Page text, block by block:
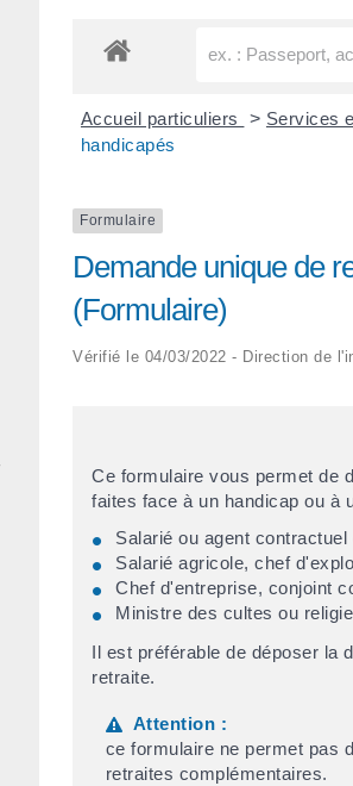
Accueil particuliers > Services
handicapés
Formulaire
Demande unique de
(Formulaire)
Vérifié le 04/03/2022 - Direction de
Ce formulaire vous permet de
faites face à un handicap ou à
Salarié ou agent
Salarié agricole, chef
Chef d'entreprise, conjoint
Ministre des cultes ou
Il est préférable de déposer la
retraite.
Attention :
ce formulaire ne permet pas
retraites complémentaires.